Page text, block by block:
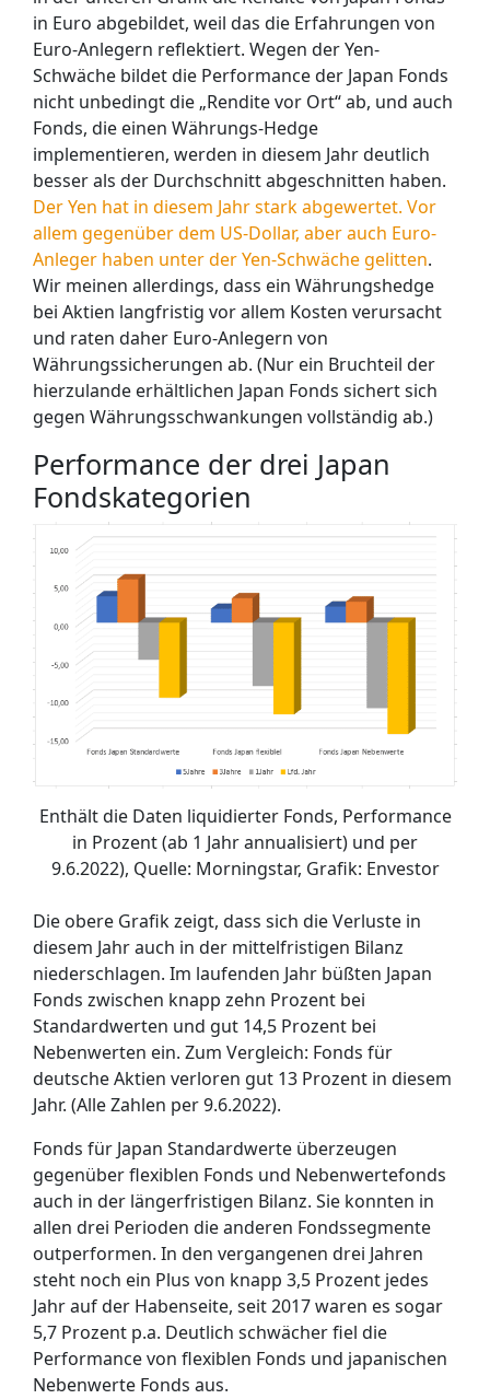
in Euro abgebildet, weil das die Erfahrungen von
Euro-Anlegern reflektiert. Wegen der Yen-
Schwäche bildet die Performance der Japan Fonds
nicht unbedingt die „Rendite vor Ort“ ab, und auch
Fonds, die einen Währungs-Hedge
implementieren, werden in diesem Jahr deutlich
besser als der Durchschnitt abgeschnitten haben.
Der Yen hat in diesem Jahr stark abgewertet. Vor
allem gegenüber dem US-Dollar, aber auch Euro-
Anleger haben unter der Yen-Schwäche gelitten.
Wir meinen allerdings, dass ein Währungshedge
bei Aktien langfristig vor allem Kosten verursacht
und raten daher Euro-Anlegern von
Währungssicherungen ab. (Nur ein Bruchteil der
hierzulande erhältlichen Japan Fonds sichert sich
gegen Währungsschwankungen vollständig ab.)
Performance der drei Japan
Fondskategorien
Enthält die Daten liquidierter Fonds, Performance
in Prozent (ab 1 Jahr annualisiert) und per
9.6.2022), Quelle: Morningstar, Grafik: Envestor
Die obere Grafik zeigt, dass sich die Verluste in
diesem Jahr auch in der mittelfristigen Bilanz
niederschlagen. Im laufenden Jahr büßten Japan
Fonds zwischen knapp zehn Prozent bei
Standardwerten und gut 14,5 Prozent bei
Nebenwerten ein. Zum Vergleich: Fonds für
deutsche Aktien verloren gut 13 Prozent in diesem
Jahr. (Alle Zahlen per 9.6.2022).
Fonds für Japan Standardwerte überzeugen
gegenüber flexiblen Fonds und Nebenwertefonds
auch in der längerfristigen Bilanz. Sie konnten in
allen drei Perioden die anderen Fondssegmente
outperformen. In den vergangenen drei Jahren
steht noch ein Plus von knapp 3,5 Prozent jedes
Jahr auf der Habenseite, seit 2017 waren es sogar
5,7 Prozent p.a. Deutlich schwächer fiel die
Performance von flexiblen Fonds und japanischen
Nebenwerte Fonds aus.